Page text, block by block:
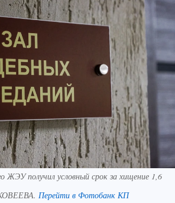
ЖЭУ получил условный срок за хищение 1,6
Перейти в Фотобанк КП